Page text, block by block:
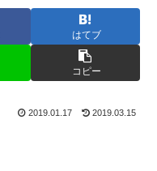
はてブ
コピー
2019.01.17 2019.03.15